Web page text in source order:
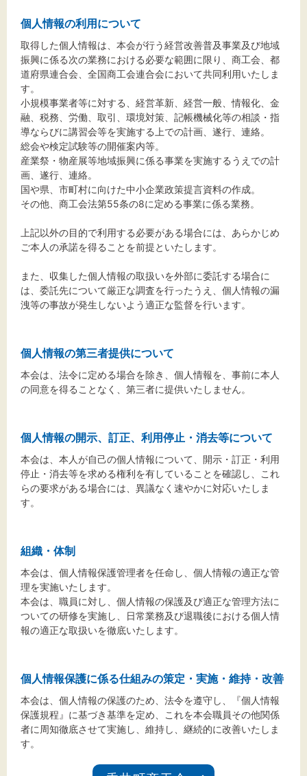
個人情報の利用について
取得した個人情報は、本会が行う経営改善普及事業及び地域
振興に係る次の業務における必要な範囲に限り、商工会、都
道府県連合会、全国商工会連合会において共同利用いたしま
す。
小規模事業者等に対する、経営革新、経営一般、情報化、金
融、税務、労働、取引、環境対策、記帳機械化等の相談・指
導ならびに講習会等を実施する上での計画、遂行、連絡。
総会や検定試験等の開催案内等。
産業祭・物産展等地域振興に係る事業を実施するうえでの計
画、遂行、連絡。
国や県、市町村に向けた中小企業政策提言資料の作成。
その他、商工会法第55条の8に定める事業に係る業務。
上記以外の目的で利用する必要がある場合には、あらかじめ
ご本人の承諾を得ることを前提といたします。
また、収集した個人情報の取扱いを外部に委託する場合に
は、委託先について厳正な調査を行ったうえ、個人情報の漏
洩等の事故が発生しないよう適正な監督を行います。
個人情報の第三者提供について
本会は、法令に定める場合を除き、個人情報を、事前に本人
の同意を得ることなく、第三者に提供いたしません。
個人情報の開示、訂正、利用停止・消去等について
本会は、本人が自己の個人情報について、開示・訂正・利用
停止・消去等を求める権利を有していることを確認し、これ
らの要求がある場合には、異議なく速やかに対応いたしま
す。
組織・体制
本会は、個人情報保護管理者を任命し、個人情報の適正な管
理を実施いたします。
本会は、職員に対し、個人情報の保護及び適正な管理方法に
ついての研修を実施し、日常業務及び退職後における個人情
報の適正な取扱いを徹底いたします。
個人情報保護に係る仕組みの策定・実施・維持・改善
本会は、個人情報の保護のため、法令を遵守し、『個人情報
保護規程』に基づき基準を定め、これを本会職員その他関係
者に周知徹底させて実施し、維持し、継続的に改善いたしま
す。